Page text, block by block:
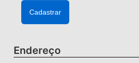
Endereço